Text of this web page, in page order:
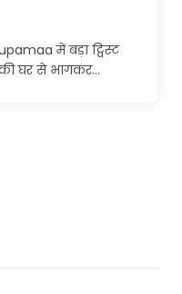
में बड़ा ट्विस्ट
घर से भागकर…